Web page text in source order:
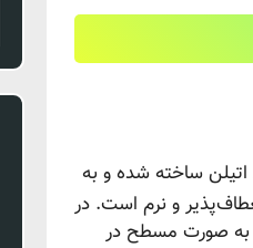
اتیلن ساخته شده و به
انعطاف‌پذیر و نرم است. در
به صورت مسطح در